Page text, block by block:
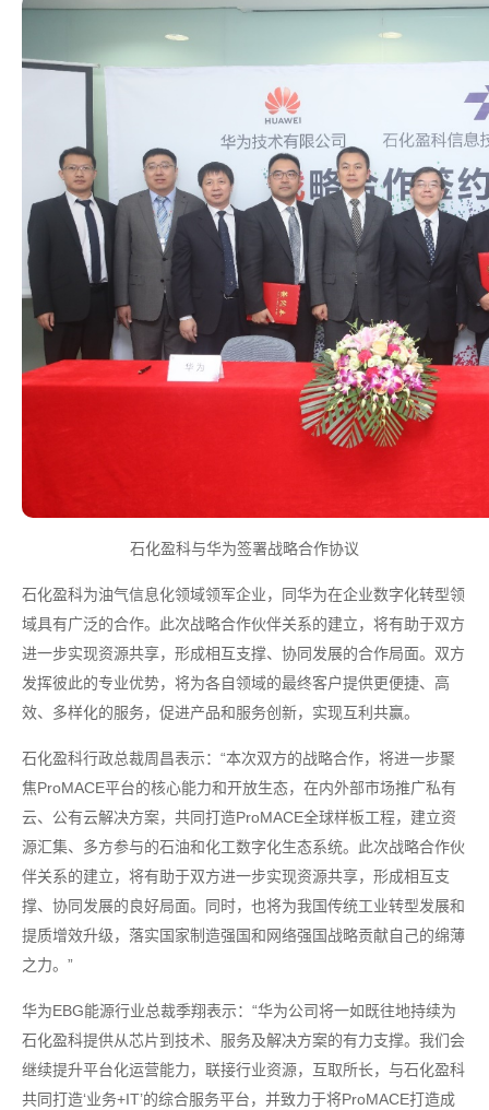
石化盈科与华为签署战略合作协议
石化盈科为油气信息化领域领军企业，同华为在企业数字化转型领
域具有广泛的合作。此次战略合作伙伴关系的建立，将有助于双方
进一步实现资源共享，形成相互支撑、协同发展的合作局面。双方
发挥彼此的专业优势，将为各自领域的最终客户提供更便捷、高
效、多样化的服务，促进产品和服务创新，实现互利共赢。
石化盈科行政总裁周昌表示：“本次双方的战略合作，将进一步聚
焦ProMACE平台的核心能力和开放生态，在内外部市场推广私有
云、公有云解决方案，共同打造ProMACE全球样板工程，建立资
源汇集、多方参与的石油和化工数字化生态系统。此次战略合作伙
伴关系的建立，将有助于双方进一步实现资源共享，形成相互支
撑、协同发展的良好局面。同时，也将为我国传统工业转型发展和
提质增效升级，落实国家制造强国和网络强国战略贡献自己的绵薄
之力。”
华为EBG能源行业总裁季翔表示：“华为公司将一如既往地持续为
石化盈科提供从芯片到技术、服务及解决方案的有力支撑。我们会
继续提升平台化运营能力，联接行业资源，互取所长，与石化盈科
共同打造‘业务+IT’的综合服务平台，并致力于将ProMACE打造成